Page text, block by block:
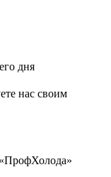
дня
нас своим